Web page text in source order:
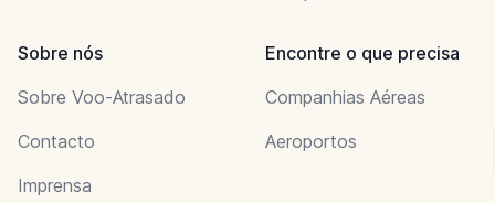
Sobre nós
Sobre Voo-Atrasado
Contacto
Imprensa
Encontre o que precisa
Companhias Aéreas
Aeroportos